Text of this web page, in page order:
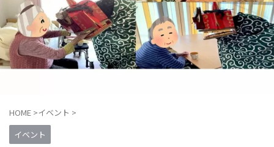
HOME >イベント >
イベント